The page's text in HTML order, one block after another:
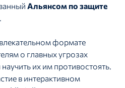
Альянсом по защите
.
формате
о главных угрозах
их им противостоять.
в интерактивном